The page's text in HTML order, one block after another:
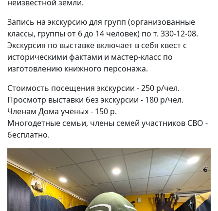
неизвестной земли.
Запись на экскурсию для групп (организованные
классы, группы от 6 до 14 человек) по т. 330-12-08.
Экскурсия по выставке включает в себя квест с
историческими фактами и мастер-класс по
изготовлению книжного персонажа.
Стоимость посещения экскурсии - 250 р/чел.
Просмотр выставки без экскурсии - 180 р/чел.
Членам Дома ученых - 150 р.
Многодетные семьи, члены семей участников СВО -
бесплатно.